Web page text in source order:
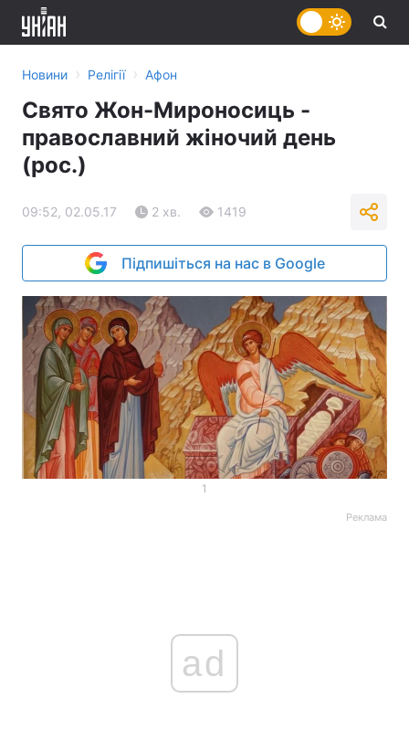
Новини › Релігії › Афон
Свято Жон-Мироносиць -
православний жіночий день
(рос.)
09:52, 02.05.17 2 хв. 1419
Підпишіться на нас в Google
1
Реклама
ad